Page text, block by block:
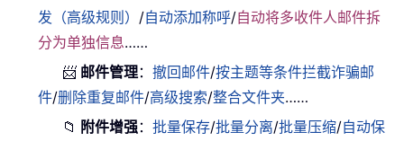
发（高级规则） /自动添加称呼/自动将多收件人邮件拆
分为单独信息……
📨 邮件管理：撤回邮件/按主题等条件拦截诈骗邮
件/删除重复邮件/高级搜索/整合文件夹……
📁 附件增强：批量保存/批量分离/批量压缩/自动保